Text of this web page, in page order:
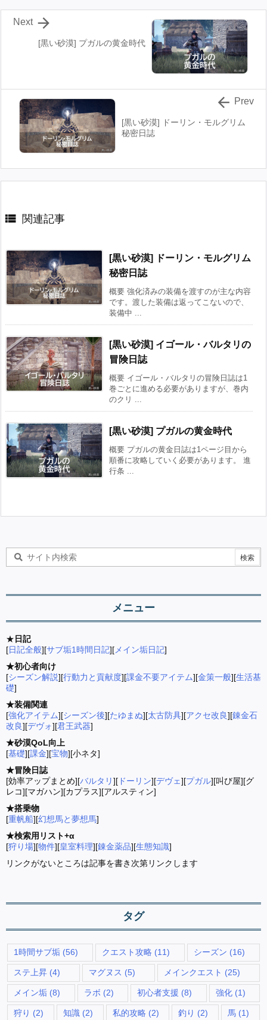
[黒い砂漠] プガルの黄金時代

Next
[黒い砂漠] ドーリン・モルグリム
秘密日誌
 Prev
 関連記事
[黒い砂漠] ドーリン・モルグリム
秘密日誌
概要 強化済みの装備を渡すのが主な内容
です。渡した装備は返ってこないので、
装備中 ...
[黒い砂漠] イゴール・バルタリの
冒険日誌
概要 イゴール・バルタリの冒険日誌は1
巻ごとに進める必要がありますが、巻内
のクリ ...
[黒い砂漠] プガルの黄金時代
概要 プガルの黄金日誌は1ページ目から
順番に攻略していく必要があります。 進
行条 ...
メニュー
★ 日記
[日記全般][サブ垢1時間日記][ メイン垢日記]
★初心者向け
[シーズン解説][行動力と貢献度][課金不要アイテム][金策一般][生活基
礎]
★装備関連
[強化アイテム][シーズン後][たゆまぬ][太古防具][アクセ改良][錬金石
改良][デヴォ][君王武器]
★砂漠QoL向上
[基礎][課金][宝物][小ネタ]
★冒険日誌
[効率アップまとめ][バルタリ][ ドーリン][デヴェ][プガル][叫び屋][グ
レコ][マガハン][カプラス][アルスティン]
★搭乗物
[重帆船][幻想馬と夢想馬]
★検索用リスト+α
[狩り場][物件][皇室料理][錬金薬品][生態知識]
リンクがないところは記事を書き次第リンクします
タグ
1時間サブ垢 (56) クエスト攻略 (11) シーズン (16)
ステ上昇 (4) マグヌス (5) メインクエスト (25)
メイン垢 (8) ラボ (2) 初心者支援 (8) 強化(1)
狩り (2) 知識(2) 私的攻略 (2) 釣り (2) 馬 (1)